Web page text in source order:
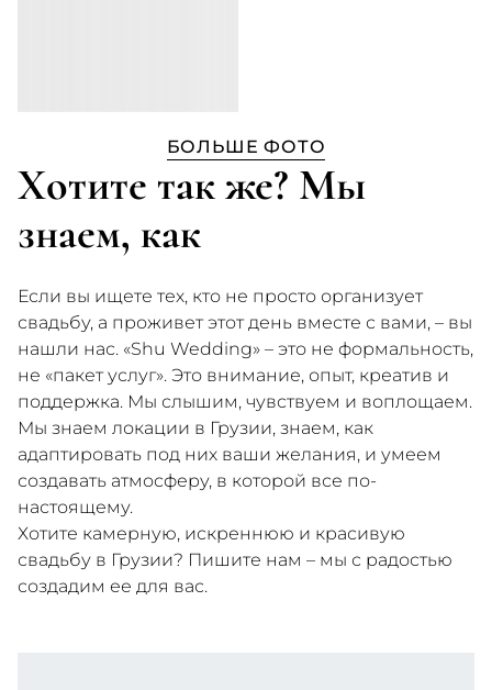
БОЛЬШЕ ФОТО
Хотите так же? Мы
знаем, как
Если вы ищете тех, кто не просто организует
свадьбу, а проживет этот день вместе с вами, – вы
нашли нас. «Shu Wedding» – это не формальность,
не «пакет услуг». Это внимание, опыт, креатив и
поддержка. Мы слышим, чувствуем и воплощаем.
Мы знаем локации в Грузии, знаем, как
адаптировать под них ваши желания, и умеем
создавать атмосферу, в которой все по-
настоящему.
Хотите камерную, искреннюю и красивую
свадьбу в Грузии? Пишите нам – мы с радостью
создадим ее для вас.